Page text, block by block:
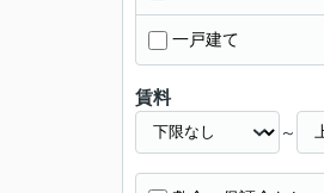
一戸建て
賃料
～